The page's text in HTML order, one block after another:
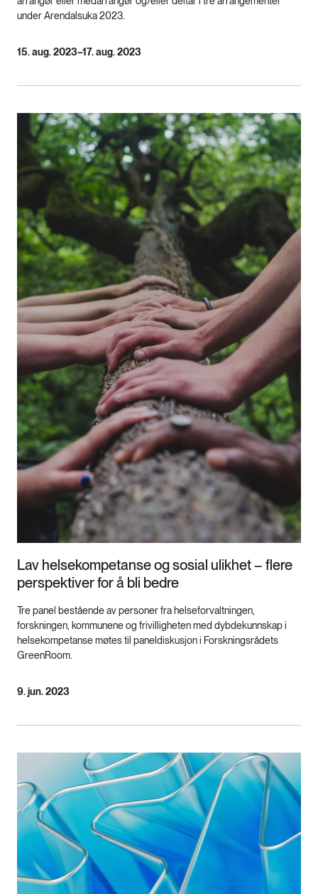
under Arendalsuka 2023.
15. aug. 2023–17. aug. 2023
Lav helsekompetanse og sosial ulikhet – flere
perspektiver for å bli bedre
Tre panel bestående av personer fra helseforvaltningen,
forskningen, kommunene og frivilligheten med dybdekunnskap i
helsekompetanse møtes til paneldiskusjon i Forskningsrådets
GreenRoom.
9. jun. 2023